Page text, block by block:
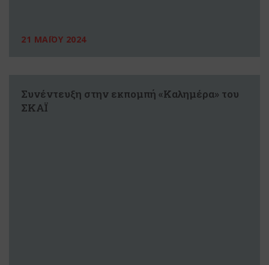
21 ΜΑΪΟΥ 2024
Συνέντευξη στην εκπομπή «Καλημέρα» του
ΣΚΑΪ